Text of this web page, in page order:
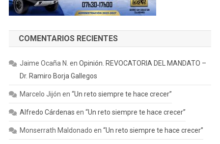
COMENTARIOS RECIENTES
Jaime Ocaña N. en Opinión. REVOCATORIA DEL MANDATO –
Dr. Ramiro Borja Gallegos
Marcelo Jijón en “Un reto siempre te hace crecer”
Alfredo Cárdenas en “Un reto siempre te hace crecer”
Monserrath Maldonado en “Un reto siempre te hace crecer”